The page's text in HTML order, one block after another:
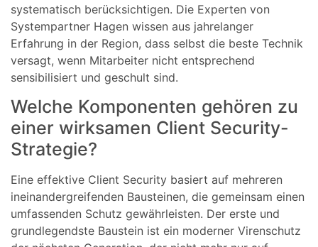
systematisch berücksichtigen. Die Experten von
Systempartner Hagen wissen aus jahrelanger
Erfahrung in der Region, dass selbst die beste Technik
versagt, wenn Mitarbeiter nicht entsprechend
sensibilisiert und geschult sind.
Welche Komponenten gehören zu
einer wirksamen Client Security-
Strategie?
Eine effektive Client Security basiert auf mehreren
ineinandergreifenden Bausteinen, die gemeinsam einen
umfassenden Schutz gewährleisten. Der erste und
grundlegendste Baustein ist ein moderner Virenschutz